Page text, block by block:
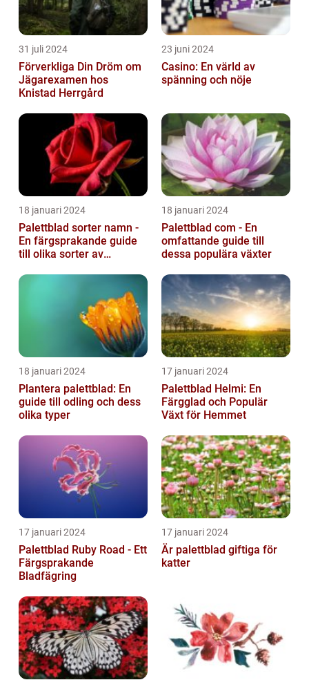
31 juli 2024
Förverkliga Din Dröm om
Jägarexamen hos
Knistad Herrgård
23 juni 2024
Casino: En värld av
spänning och nöje
18 januari 2024
Palettblad sorter namn -
En färgsprakande guide
till olika sorter av
18 januari 2024
Palettblad com - En
omfattande guide till
dessa populära växter
18 januari 2024
Plantera palettblad: En
guide till odling och dess
olika typer
17 januari 2024
Palettblad Helmi: En
Färgglad och Populär
Växt för Hemmet
17 januari 2024
Palettblad Ruby Road - Ett
Färgsprakande
Bladfägring
17 januari 2024
Är palettblad giftiga för
katter